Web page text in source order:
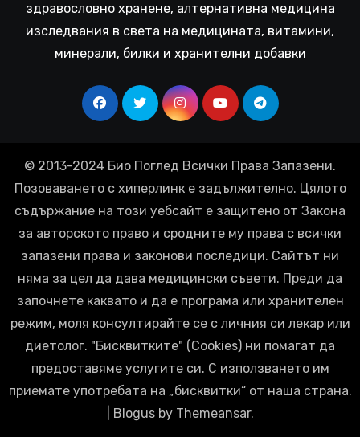
здравословно хранене, алтернативна медицина
изследвания в света на медицината, витамини,
минерали, билки и хранителни добавки
© 2013-2024 Био Поглед Всички Права Запазени.
Позоваването с хиперлинк е задължително. Цялото
съдържание на този уебсайт е защитено от Закона
за авторското право и сродните му права с всички
запазени права и законови последици. Сайтът ни
няма за цел да дава медицински съвети. Преди да
започнете каквато и да е програма или хранителен
режим, моля консултирайте се с личния си лекар или
диетолог. "Бисквитките" (Cookies) ни помагат да
предоставяме услугите си. С използването им
приемате употребата на „бисквитки“ от наша страна.
Blogusby Themeansar.